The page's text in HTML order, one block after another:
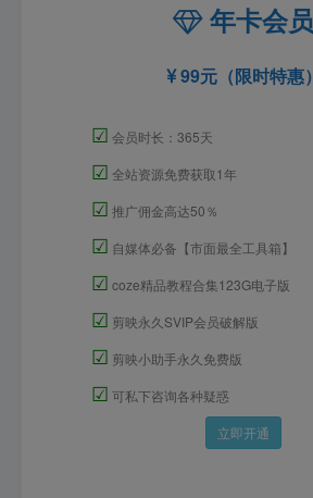
年卡会员
99元（限时特惠）
☑ 会员时长：365天
☑ 全站资源免费获取1年
☑ 推广佣金高达50％
☑ 自媒体必备【市面最全工具箱】
☑ coze精品教程合集123G电子版
☑ 剪映永久SVIP会员破解版
☑ 剪映小助手永久免费版
☑ 可私下咨询各种疑惑
立即开通